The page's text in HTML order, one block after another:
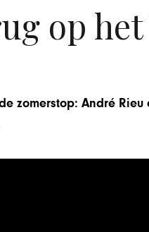
op
zomerstop: André Rieu